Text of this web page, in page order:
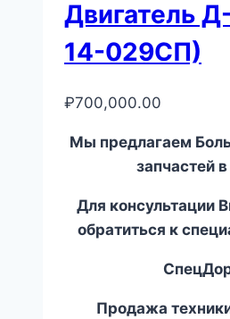
Двигатель
14-029СП)
₽700,000.00
Мы предлагаем
запчастей
Для консультации
обратиться к
Продажа